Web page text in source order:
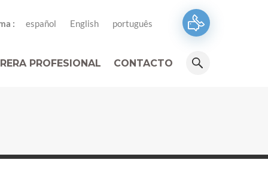
: español English português
PROFESIONAL CONTACTO